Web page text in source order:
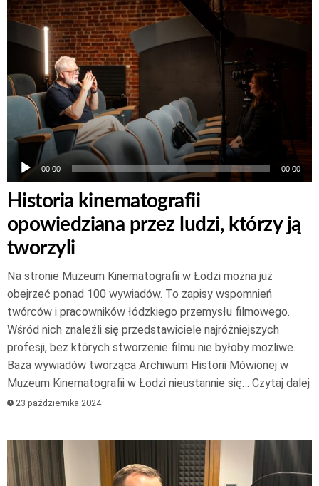
plików
dźwiękowych
00:00 00:00
Historia kinematografii
opowiedziana przez ludzi, którzy ją
tworzyli
Na stronie Muzeum Kinematografii w Łodzi można już
obejrzeć ponad 100 wywiadów. To zapisy wspomnień
twórców i pracowników łódzkiego przemysłu filmowego.
Wśród nich znaleźli się przedstawiciele najróżniejszych
profesji, bez których stworzenie filmu nie byłoby możliwe.
Baza wywiadów tworząca Archiwum Historii Mówionej w
Muzeum Kinematografii w Łodzi nieustannie się… Czytaj dalej
23 października 2024
Odtwarzacz
plików